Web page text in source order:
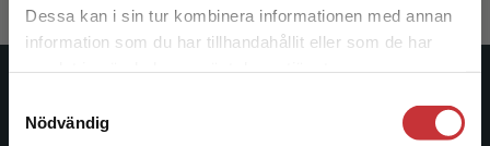
Dessa kan i sin tur kombinera informationen med annan
information som du har tillhandahållit eller som de har
Nödvändig
Det verkar som att du besöker
studentlitteratur.se via en enhet utanför Sverige.
Vi erbjuder inte leveranser utanför Sverige. För
att kunna slutföra ett köp måste